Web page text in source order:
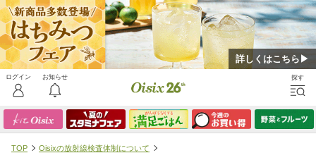
詳しくはこちら▶
TOP
Oisixの放射線検査体制について